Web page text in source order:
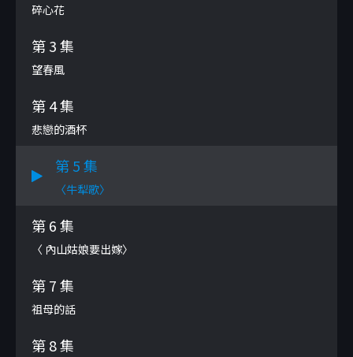
碎心花
第 3 集
望春風
第 4 集
悲戀的酒杯
第 5 集
〈牛犁歌〉
第 6 集
〈 內山姑娘要出嫁〉
第 7 集
祖母的話
第 8 集